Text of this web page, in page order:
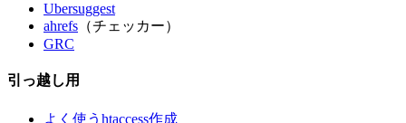
Ubersuggest
ahrefs （チェッカー）
GRC
引っ越し用
よく使うhtaccess作成